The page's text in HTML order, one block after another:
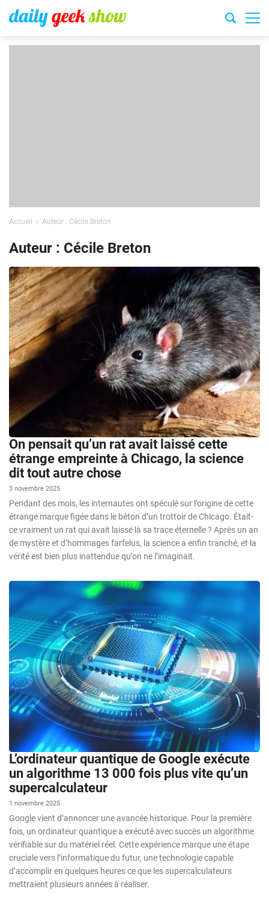
Accueil Auteur : Cécile Breton
Auteur : Cécile Breton
On pensait qu’un rat avait laissé cette
étrange empreinte à Chicago, la science
dit tout autre chose
3 novembre 2025
Pendant des mois, les internautes ont spéculé sur l’origine de cette
étrange marque figée dans le béton d’un trottoir de Chicago. Était-
ce vraiment un rat qui avait laissé là sa trace éternelle ? Après un an
de mystère et d’hommages farfelus, la science a enfin tranché, et la
vérité est bien plus inattendue qu’on ne l’imaginait.
L’ordinateur quantique de Google exécute
un algorithme 13 000 fois plus vite qu’un
supercalculateur
1 novembre 2025
Google vient d’annoncer une avancée historique. Pour la première
fois, un ordinateur quantique a exécuté avec succès un algorithme
vérifiable sur du matériel réel. Cette expérience marque une étape
cruciale vers l’informatique du futur, une technologie capable
d’accomplir en quelques heures ce que les supercalculateurs
mettraient plusieurs années à réaliser.